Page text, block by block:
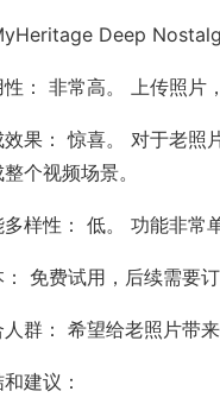
Deep
： 非常高。 上传照片
效果： 惊喜。 对于老照
个视频场景。
样性： 低。 功能非常
： 免费试用，后续需要
群： 希望给老照片带
建议：